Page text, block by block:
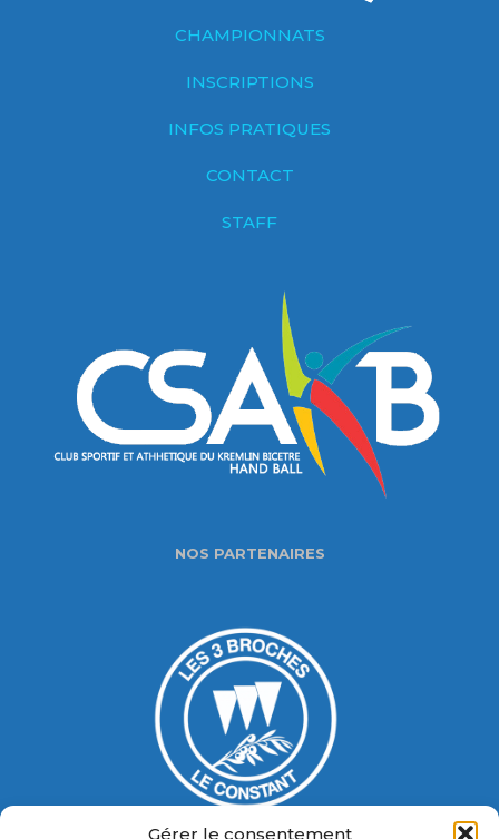
Gérer le consentement
CHAMPIONNATS
INSCRIPTIONS
INFOS PRATIQUES
CONTACT
STAFF
NOS PARTENAIRES